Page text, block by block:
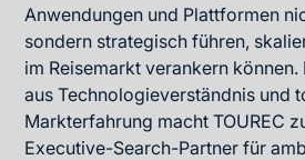
Anwendungen und Plattformen
sondern strategisch führen,
im Reisemarkt verankern
aus Technologieverständnis und
Markterfahrung macht TOUREC
Executive-Search-Partner für